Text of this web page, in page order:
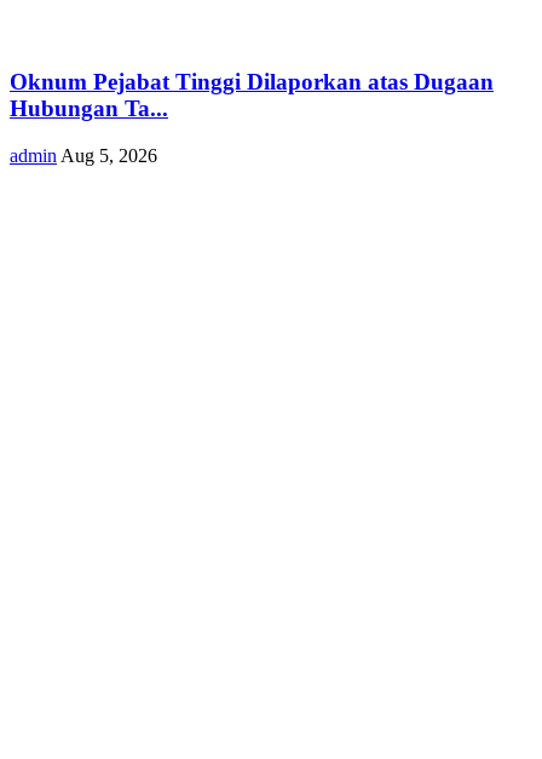
Oknum Pejabat Tinggi Dilaporkan atas Dugaan
Hubungan Ta...
admin Aug 5, 2026